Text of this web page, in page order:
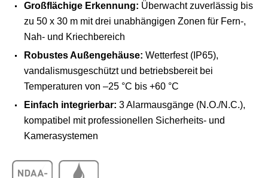
Großflächige Erkennung: Überwacht zuverlässig bis
zu 50 x 30 m mit drei unabhängigen Zonen für Fern-,
Nah- und Kriechbereich
Robustes Außengehäuse: Wetterfest (IP65),
vandalismusgeschützt und betriebsbereit bei
Temperaturen von –25 °C bis +60 °C
Einfach integrierbar: 3 Alarmausgänge (N.O./N.C.),
kompatibel mit professionellen Sicherheits- und
Kamerasystemen